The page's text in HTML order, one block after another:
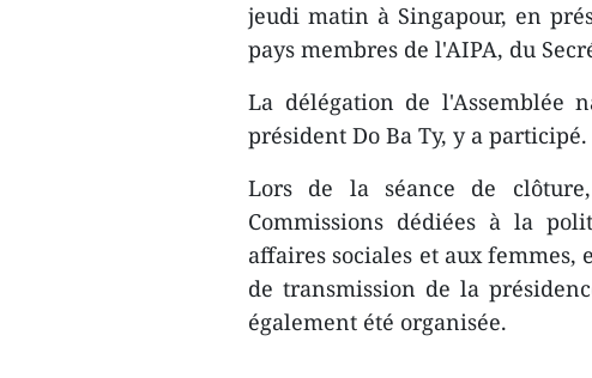
jeudi matin à Singapour, en
pays membres de l'AIPA, du
La délégation de l'Assemblée
président Do Ba Ty, y a participé.
Lors de la séance de
Commissions dédiées à la
affaires sociales et aux femmes,
de transmission de la
également été organisée.